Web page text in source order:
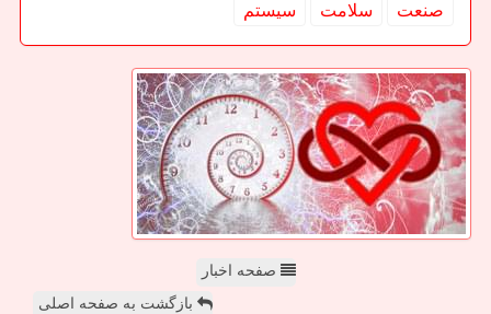
صنعت
سلامت سیستم
صفحه اخبار
بازگشت به صفحه اصلی